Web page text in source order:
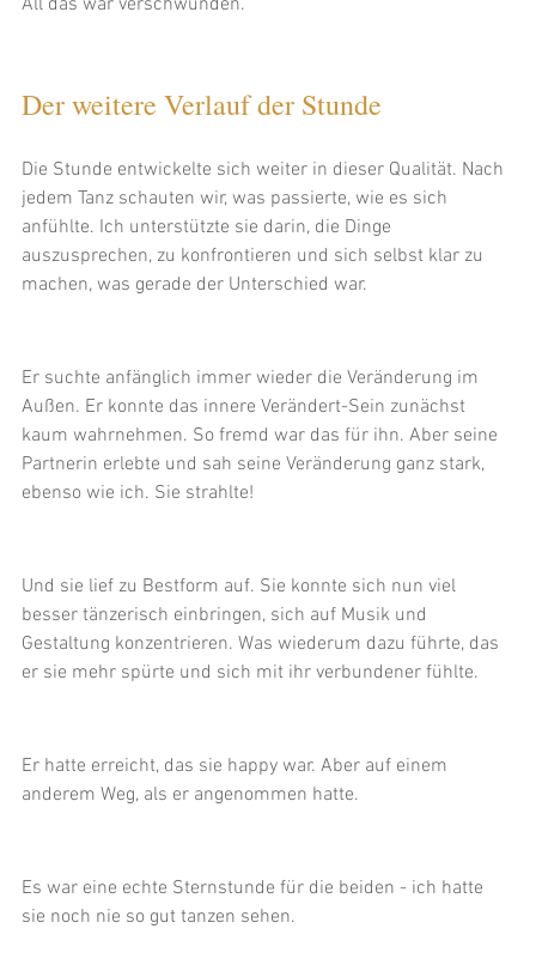
All das war verschwunden.
Der weitere Verlauf der Stunde
Die Stunde entwickelte sich weiter in dieser Qualität. Nach
jedem Tanz schauten wir, was passierte, wie es sich
anfühlte. Ich unterstützte sie darin, die Dinge
auszusprechen, zu konfrontieren und sich selbst klar zu
machen, was gerade der Unterschied war.
Er suchte anfänglich immer wieder die Veränderung im
Außen. Er konnte das innere Verändert-Sein zunächst
kaum wahrnehmen. So fremd war das für ihn. Aber seine
Partnerin erlebte und sah seine Veränderung ganz stark,
ebenso wie ich. Sie strahlte!
Und sie lief zu Bestform auf. Sie konnte sich nun viel
besser tänzerisch einbringen, sich auf Musik und
Gestaltung konzentrieren. Was wiederum dazu führte, das
er sie mehr spürte und sich mit ihr verbundener fühlte.
Er hatte erreicht, das sie happy war. Aber auf einem
anderem Weg, als er angenommen hatte.
Es war eine echte Sternstunde für die beiden - ich hatte
sie noch nie so gut tanzen sehen.